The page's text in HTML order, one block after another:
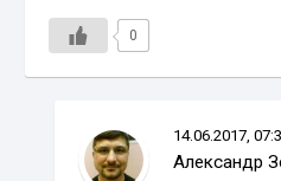
0
14.06.2017,
Александр